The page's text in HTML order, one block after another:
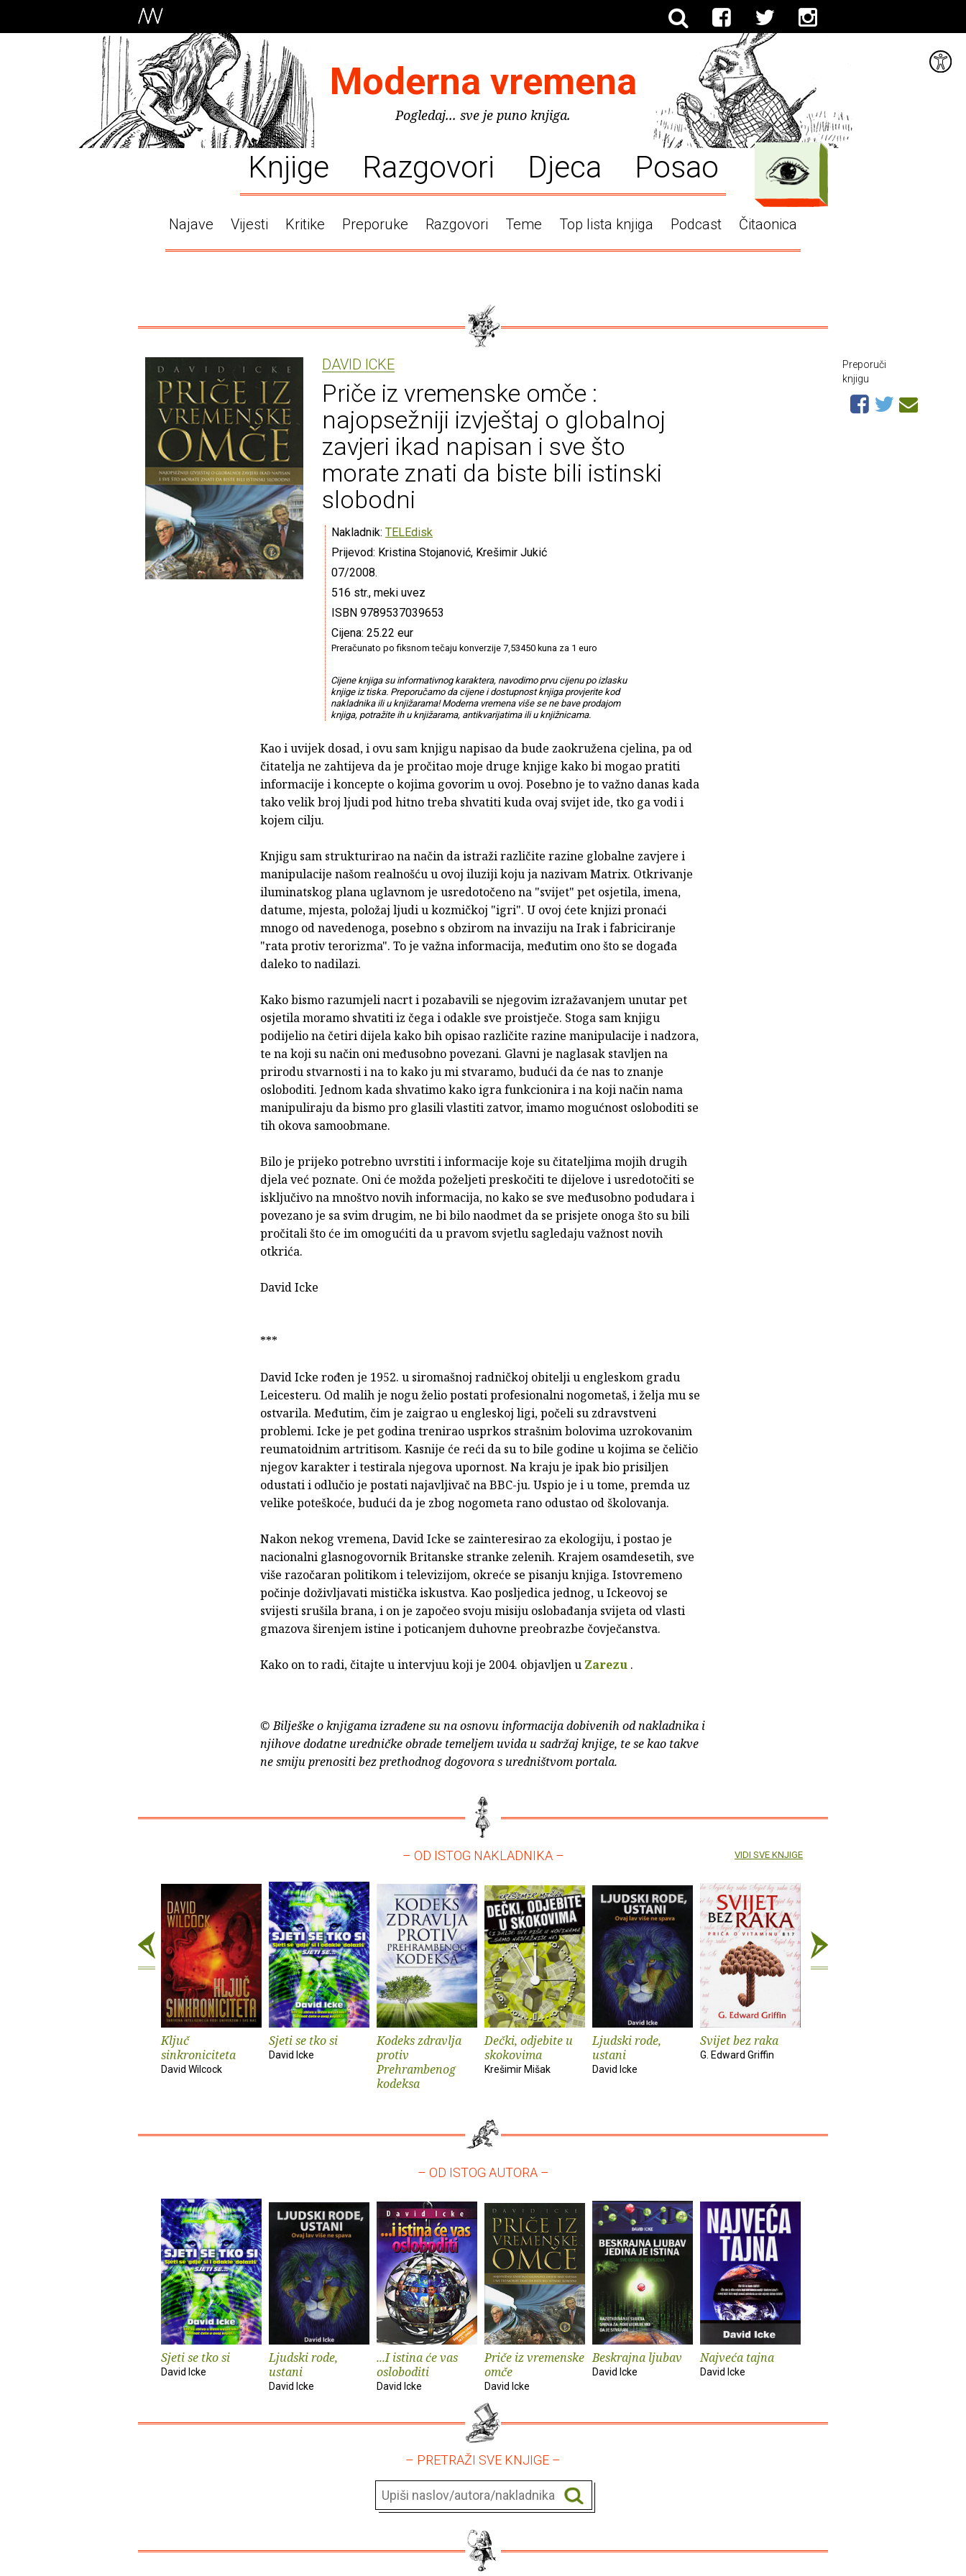
Moderna vremena
Pogledaj... sve je puno knjiga.
Knjige Razgovori Djeca Posao
Najave Vijesti Kritike Preporuke Razgovori Teme Top lista knjiga Podcast Čitaonica
DAVID ICKE
Priče iz vremenske omče :
najopsežniji izvještaj o globalnoj
zavjeri ikad napisan i sve što
morate znati da biste bili istinski
slobodni
Nakladnik: TELEdisk
Prijevod: Kristina Stojanović, Krešimir Jukić
07/2008.
516 str., meki uvez
ISBN 9789537039653
Cijena: 25.22 eur
Preračunato po fiksnom tečaju konverzije 7,53450 kuna za 1 euro
Cijene knjiga su informativnog karaktera, navodimo prvu cijenu po izlasku
knjige iz tiska. Preporučamo da cijene i dostupnost knjiga provjerite kod
nakladnika ili u knjižarama! Moderna vremena više se ne bave prodajom
knjiga, potražite ih u knjižarama, antikvarijatima ili u knjižnicama.
Kao i uvijek dosad, i ovu sam knjigu napisao da bude zaokružena cjelina, pa od
čitatelja ne zahtijeva da je pročitao moje druge knjige kako bi mogao pratiti
informacije i koncepte o kojima govorim u ovoj. Posebno je to važno danas kada
tako velik broj ljudi pod hitno treba shvatiti kuda ovaj svijet ide, tko ga vodi i
kojem cilju.
Knjigu sam strukturirao na način da istraži različite razine globalne zavjere i
manipulacije našom realnošću u ovoj iluziji koju ja nazivam Matrix. Otkrivanje
iluminatskog plana uglavnom je usredotočeno na "svijet" pet osjetila, imena,
datume, mjesta, položaj ljudi u kozmičkoj "igri". U ovoj ćete knjizi pronaći
mnogo od navedenoga, posebno s obzirom na invaziju na Irak i fabriciranje
"rata protiv terorizma". To je važna informacija, međutim ono što se događa
daleko to nadilazi.
Kako bismo razumjeli nacrt i pozabavili se njegovim izražavanjem unutar pet
osjetila moramo shvatiti iz čega i odakle sve proistječe. Stoga sam knjigu
podijelio na četiri dijela kako bih opisao različite razine manipulacije i nadzora,
te na koji su način oni međusobno povezani. Glavni je naglasak stavljen na
prirodu stvarnosti i na to kako ju mi stvaramo, budući da će nas to znanje
osloboditi. Jednom kada shvatimo kako igra funkcionira i na koji način nama
manipuliraju da bismo pro glasili vlastiti zatvor, imamo mogućnost osloboditi se
tih okova samoobmane.
Bilo je prijeko potrebno uvrstiti i informacije koje su čitateljima mojih drugih
djela već poznate. Oni će možda poželjeti preskočiti te dijelove i usredotočiti se
isključivo na mnoštvo novih informacija, no kako se sve međusobno podudara i
povezano je sa svim drugim, ne bi bilo naodmet da se prisjete onoga što su bili
pročitali što će im omogućiti da u pravom svjetlu sagledaju važnost novih
otkrića.
David Icke
***
David Icke rođen je 1952. u siromašnoj radničkoj obitelji u engleskom gradu
Leicesteru. Od malih je nogu želio postati profesionalni nogometaš, i želja mu se
ostvarila. Međutim, čim je zaigrao u engleskoj ligi, počeli su zdravstveni
problemi. Icke je pet godina trenirao usprkos strašnim bolovima uzrokovanim
reumatoidnim artritisom. Kasnije će reći da su to bile godine u kojima se čeličio
njegov karakter i testirala njegova upornost. Na kraju je ipak bio prisiljen
odustati i odlučio je postati najavljivač na BBC-ju. Uspio je i u tome, premda uz
velike poteškoće, budući da je zbog nogometa rano odustao od školovanja.
Nakon nekog vremena, David Icke se zainteresirao za ekologiju, i postao je
nacionalni glasnogovornik Britanske stranke zelenih. Krajem osamdesetih, sve
više razočaran politikom i televizijom, okreće se pisanju knjiga. Istovremeno
počinje doživljavati mistička iskustva. Kao posljedica jednog, u Ickeovoj se
svijesti srušila brana, i on je započeo svoju misiju oslobađanja svijeta od vlasti
gmazova širenjem istine i poticanjem duhovne preobrazbe čovječanstva.
Kako on to radi, čitajte u intervjuu koji je 2004. objavljen u Zarezu .
© Bilješke o knjigama izrađene su na osnovu informacija dobivenih od nakladnika i
njihove dodatne uredničke obrade temeljem uvida u sadržaj knjige, te se kao takve
ne smiju prenositi bez prethodnog dogovora s uredništvom portala.
Preporuči
knjigu
– OD ISTOG NAKLADNIKA –
Ključ
sinkroniciteta
David Wilcock
Sjeti se tko si
David Icke
Kodeks zdravlja
protiv
Prehrambenog
kodeksa
Dečki, odjebite u
skokovima
Krešimir Mišak
Ljudski rode,
ustani
David Icke
Svijet bez raka
G. Edward Griffin
VIDI SVE KNJIGE
– OD ISTOG AUTORA –
Sjeti se tko si
David Icke
Ljudski rode,
ustani
David Icke
...I istina će vas
osloboditi
David Icke
Priče iz vremenske
omče
David Icke
Beskrajna ljubav
David Icke
Najveća tajna
David Icke
– PRETRAŽI SVE KNJIGE –